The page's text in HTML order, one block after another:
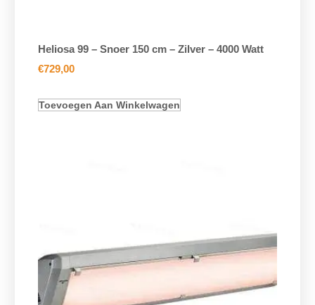
Heliosa 99 – Snoer 150 cm – Zilver – 4000 Watt
€729,00
Toevoegen Aan Winkelwagen